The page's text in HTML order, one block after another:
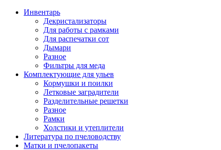
Инвентарь
Декристализаторы
Для работы с рамками
Для распечатки сот
Дымари
Разное
Фильтры для меда
Комплектующие для ульев
Кормушки и поилки
Летковые заградители
Разделительные решетки
Разное
Рамки
Холстики и утеплители
Литература по пчеловодству
Матки и пчелопакеты